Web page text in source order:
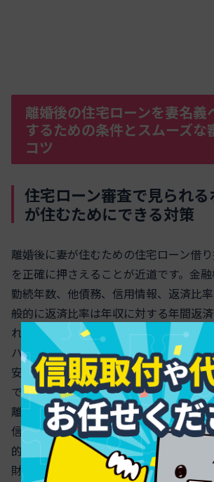
離婚後の住宅ローンを妻名義
するための条件とスムーズな
コツ
住宅ローン審査で見られ
が住むためにできる対策
離婚後に妻が住むための住宅ローン借
を正確に押さえることが近道です。金融
勤続年数、他債務、信用情報、返済比
般的に返済比率は年収に対する年間返
れ、目安の範囲に収める工夫が重要で
ハードルが上がりやすいので、提出資
安定性を丁寧に示しましょう。他債務
で、カードローンやリボ払いは審査で厳
離婚住宅ローン妻が住む借り換えを実
信用情報を自己開示し、延滞や多重申
的です。離婚住宅ローン妻が住む名義変
財産分与の合意書や固定資産税の納税